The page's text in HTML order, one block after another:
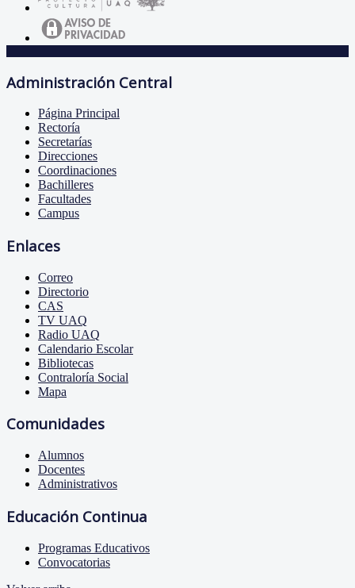
Administración Central
Página Principal
Rectoría
Secretarías
Direcciones
Coordinaciones
Bachilleres
Facultades
Campus
Enlaces
Correo
Directorio
CAS
TV UAQ
Radio UAQ
Calendario Escolar
Bibliotecas
Contraloría Social
Mapa
Comunidades
Alumnos
Docentes
Administrativos
Educación Continua
Programas Educativos
Convocatorias